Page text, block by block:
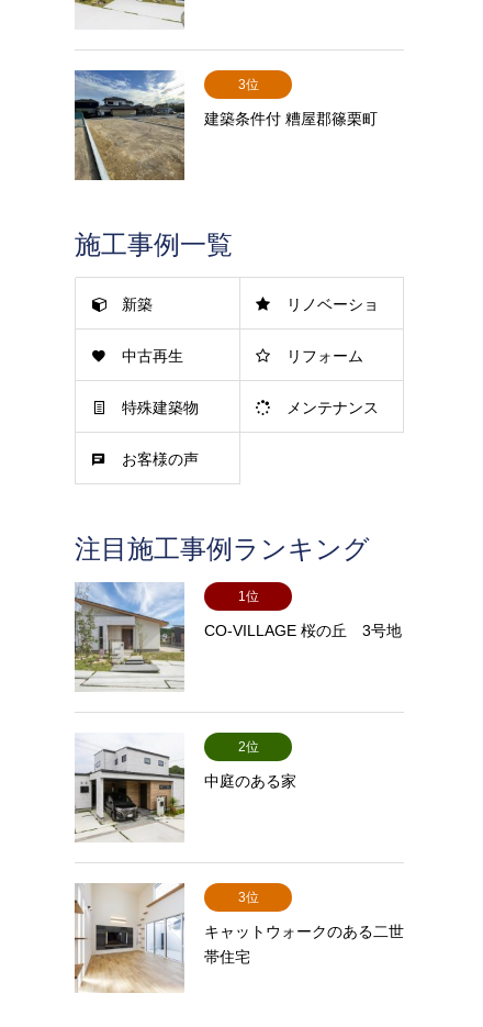
3位
建築条件付 糟屋郡篠栗町
施工事例一覧
新築 リノベーショ
ン
中古再生 リフォーム
特殊建築物 メンテナンス
お客様の声
注目施工事例ランキング
1位
CO-VILLAGE 桜の丘 3号地
2位
中庭のある家
3位
キャットウォークのある二世
帯住宅